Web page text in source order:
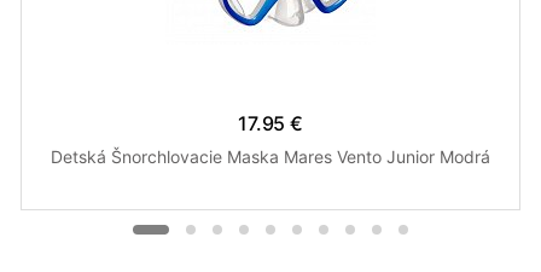
17.95 €
Detská Šnorchlovacie Maska Mares Vento Junior Modrá